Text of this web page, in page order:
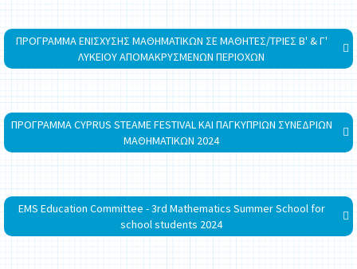
ΠΡΟΓΡΑΜΜΑ ΕΝΙΣΧΥΣΗΣ ΜΑΘΗΜΑΤΙΚΩΝ ΣΕ ΜΑΘΗΤΕΣ/ΤΡΙΕΣ Β' & Γ'
ΛΥΚΕΙΟΥ ΑΠΟΜΑΚΡΥΣΜΕΝΩΝ ΠΕΡΙΟΧΩΝ
ΠΡΟΓΡΑΜΜΑ CYPRUS STEAME FESTIVAL ΚΑΙ ΠΑΓΚΥΠΡΙΩΝ ΣΥΝΕΔΡΙΩΝ
ΜΑΘΗΜΑΤΙΚΩΝ 2024
EMS Education Committee - 3rd Mathematics Summer School for
school students 2024